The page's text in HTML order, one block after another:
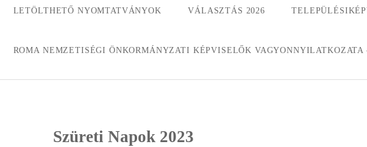
NAGYKÓNYI TÖRTÉNETE NAGYKÓNYI KÖZSÉG
LETÖLTHETŐ NYOMTATVÁNYOK VÁLASZTÁS 2026
ROMA NEMZETISÉGI ÖNKORMÁNYZATI KÉPVISELŐK VAGYONNYILATKOZATA
Szüreti Napok 2023